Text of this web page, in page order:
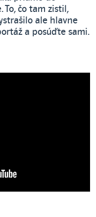
To, čo tam zistil,
ale hlavne
a posúďte sami.